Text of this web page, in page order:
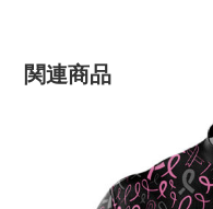
関連商品